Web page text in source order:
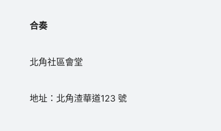
合奏
北角社區會堂
地址：北角渣華道123 號